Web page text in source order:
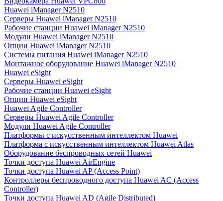
Huawei iManager N2510
Серверы Huawei iManager N2510
Рабочие станции Huawei iManager N2510
Модули Huawei iManager N2510
Опции Huawei iManager N2510
Системы питания Huawei iManager N2510
Монтажное оборудование Huawei iManager N2510
Huawei eSight
Серверы Huawei eSight
Рабочие станции Huawei eSight
Опции Huawei eSight
Huawei Agile Controller
Серверы Huawei Agile Controller
Модули Huawei Agile Controller
Платформы с искусственным интеллектом Huawei
Платформа с искусственным интеллектом Huawei Atlas
Оборудование беспроводных сетей Huawei
Точки доступа Huawei AirEngine
Точки доступа Huawei AP (Access Point)
Контроллеры беспроводного доступа Huawei AC (Access
Controller)
Точки доступа Huawei AD (Agile Distributed)